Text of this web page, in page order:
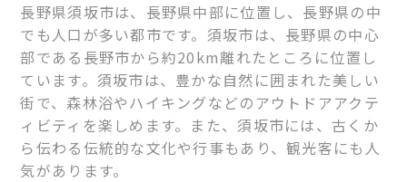
長野県須坂市は、長野県中部に位置し、長野県の中
でも人口が多い都市です。須坂市は、長野県の中心
部である長野市から約20km離れたところに位置し
ています。須坂市は、豊かな自然に囲まれた美しい
街で、森林浴やハイキングなどのアウトドアアクテ
ィビティを楽しめます。また、須坂市には、古くか
ら伝わる伝統的な文化や行事もあり、観光客にも人
気があります。